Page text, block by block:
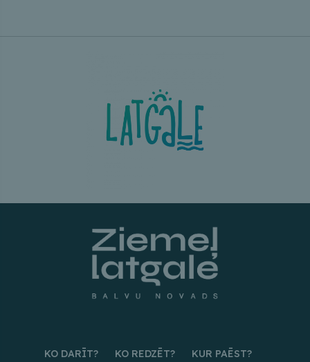
KO DARĪT? KO REDZĒT?
KUR PAĒST?